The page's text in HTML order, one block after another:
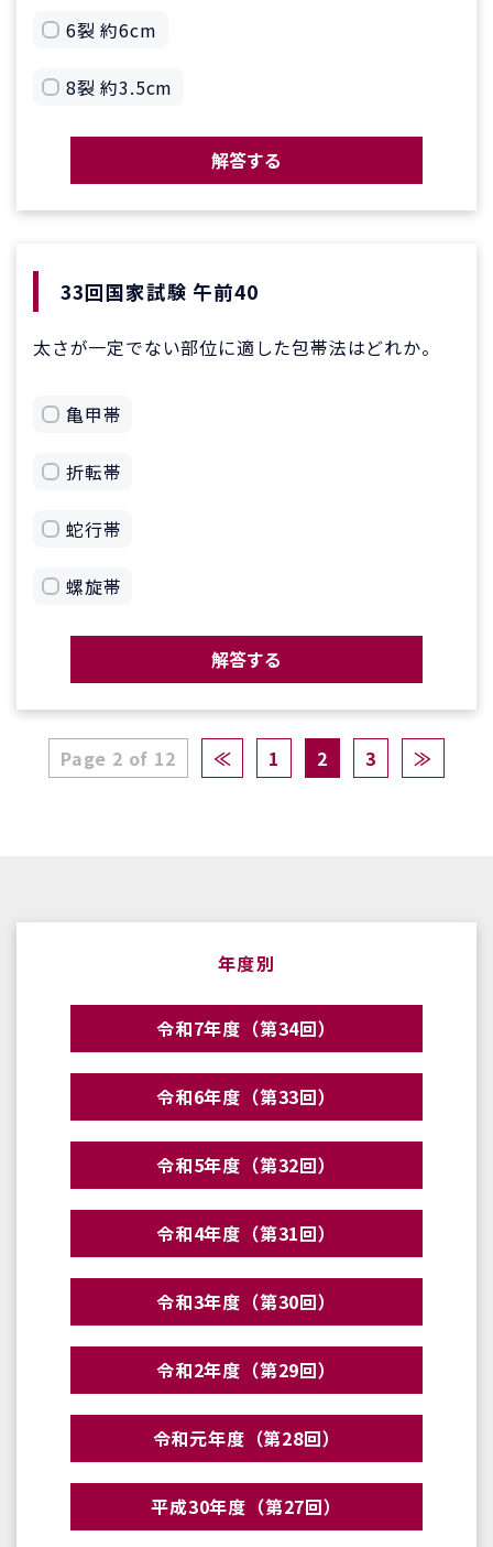
6裂 約6cm
8裂 約3.5cm
解答する
33回国家試験 午前40
太さが一定でない部位に適した包帯法はどれか。
亀甲帯
折転帯
蛇行帯
螺旋帯
解答する
Page 2 of 12 ≪ 1 2 3 ≫
年度別
令和7年度（第34回）
令和6年度（第33回）
令和5年度（第32回）
令和4年度（第31回）
令和3年度（第30回）
令和2年度（第29回）
令和元年度（第28回）
平成30年度（第27回）